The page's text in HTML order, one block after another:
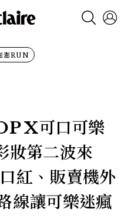
澎RUN
X可口可樂
第二波來
紅、販賣機外
線讓可樂迷瘋